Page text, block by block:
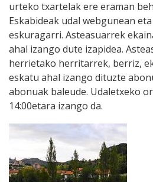
urteko txartelak ere eraman
Eskabideak udal webgunean
eskuragarri. Asteasuarrek
ahal izango dute izapidea.
herrietako herritarrek, berriz,
eskatu ahal izango dituzte
abonuak baleude. Udaletxeko
14:00etara izango da.